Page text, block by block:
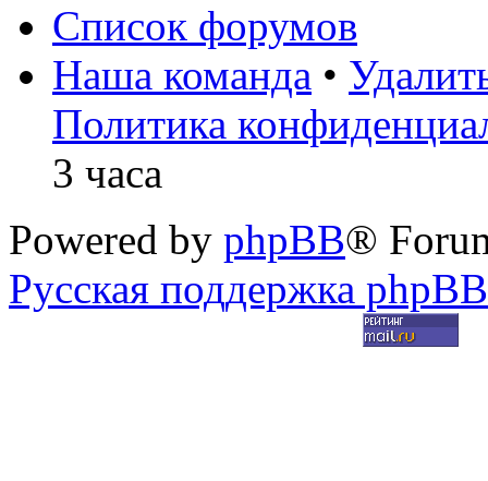
Список форумов
Наша команда •
Политика
3 часа
Powered by phpBB®
Русская поддержка phpBB